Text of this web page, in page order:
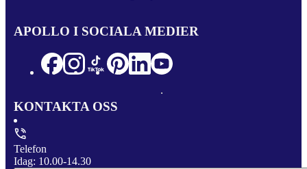
APOLLO I SOCIALA MEDIER
KONTAKTA OSS
Telefon
Idag: 10.00-14.30